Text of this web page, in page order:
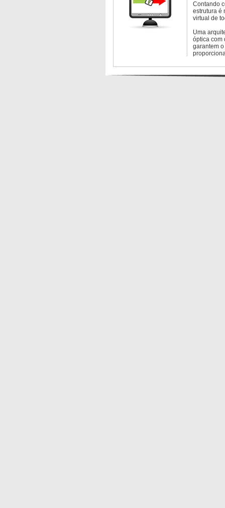
Contando
estrutura é
virtual de
Uma
óptica com
garantem